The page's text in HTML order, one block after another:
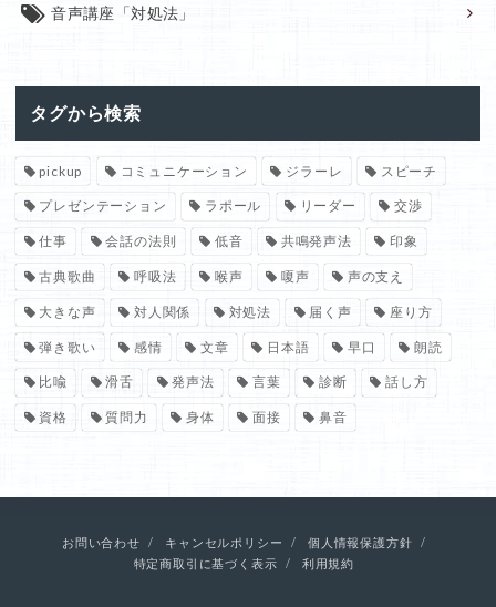
音声講座「対処法」
タグから検索
pickup コミュニケーション ジラーレ スピーチ
プレゼンテーション ラポール リーダー 交渉
仕事 会話の法則 低音 共鳴発声法 印象
古典歌曲 呼吸法 喉声 嗄声 声の支え
大きな声 対人関係 対処法 届く声 座り方
弾き歌い 感情 文章 日本語 早口 朗読
比喩 滑舌 発声法 言葉 診断 話し方
資格 質問力 身体 面接 鼻音
お問い合わせ キャンセルポリシー
個人情報保護方針
特定商取引に基づく表示
利用規約